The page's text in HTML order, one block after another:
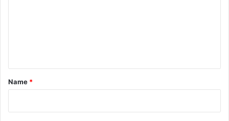
*
Name *